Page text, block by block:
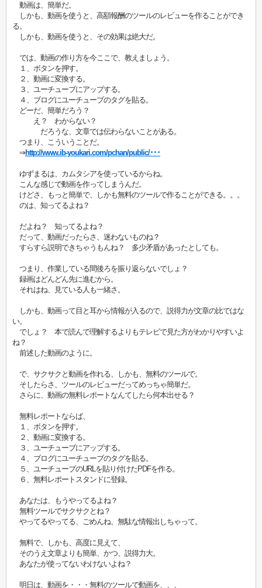
動画は、簡単だ。
しかも、動画を使うと、高額報酬のツールのレビューを作ることができ
る。
しかも、動画を使うと、その効果は絶大だ。
では、動画の作り方を今ここで、教えましょう。
１、ボタンを押す。
２、動画に変換する。
３、ユーチューブにアップする。
４、ブログにユーチューブのタグを貼る。
どーだ、簡単だろう？
え？ わからない？
だろうな、文章では伝わらないことがある。
つまり、こういうことだ。
⇒http://www.ib-youkari.com/pchan/public/･･･
ゆずまるは、カムタシアを使っているからね。
こんな感じで動画を作ってしまうんだ。
けどさ、もっと簡単で、しかも無料のツールで作ることができる。。。
のは、知ってるよね？
だよね？ 知ってるよね？
だって、動画だったらさ、迷わないものね？
すらすら説明できちゃうもんね？ 多少矛盾があったとしても。
つまり、作業している間後ろを振り返らないでしょ？
録画はどんどん先に進むから。
それはね、見ている人も一緒さ。
しかも、動画って目と耳から情報が入るので、説得力が文章の比ではな
い。
でしょ？ 本で読んで理解するよりもテレビで見た方がわかりやすいよ
ね？
前述した動画のように。
で、サクサクと動画を作れる、しかも、無料のツールで。
そしたらさ、ツールのレビューだってめっちゃ簡単だ。
さらに、動画の無料レポートなんてしたら何本出せる？
無料レポートならば、
１、ボタンを押す。
２、動画に変換する。
３、ユーチューブにアップする。
４、ブログにユーチューブのタグを貼る。
５、ユーチューブのURLを貼り付けたPDFを作る。
６、無料レポートスタンドに登録。
あなたは、もうやってるよね？
無料ツールでサクサクとね？
やってるやってる、ごめんね、無駄な情報出しちゃって。
無料で、しかも、高度に見えて、
そのうえ文章よりも簡単、かつ、説得力大。
あなたが使ってないわけないよね？
明日は、動画を・・・無料のツールで動画を、、、